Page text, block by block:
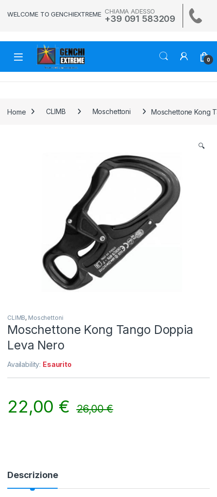
WELCOME TO GENCHIEXTREME CHIAMA ADESSO
+39 091 583209
0
Home CLIMB Moschettoni Moschettone Kong
🔍
CLIMB, Moschettoni
Moschettone Kong Tango Doppia
Leva Nero
Availability: Esaurito
22,00 € 26,00€
Descrizione